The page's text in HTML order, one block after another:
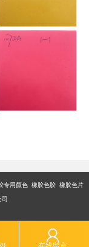
专用颜色 橡胶色胶 橡胶色片